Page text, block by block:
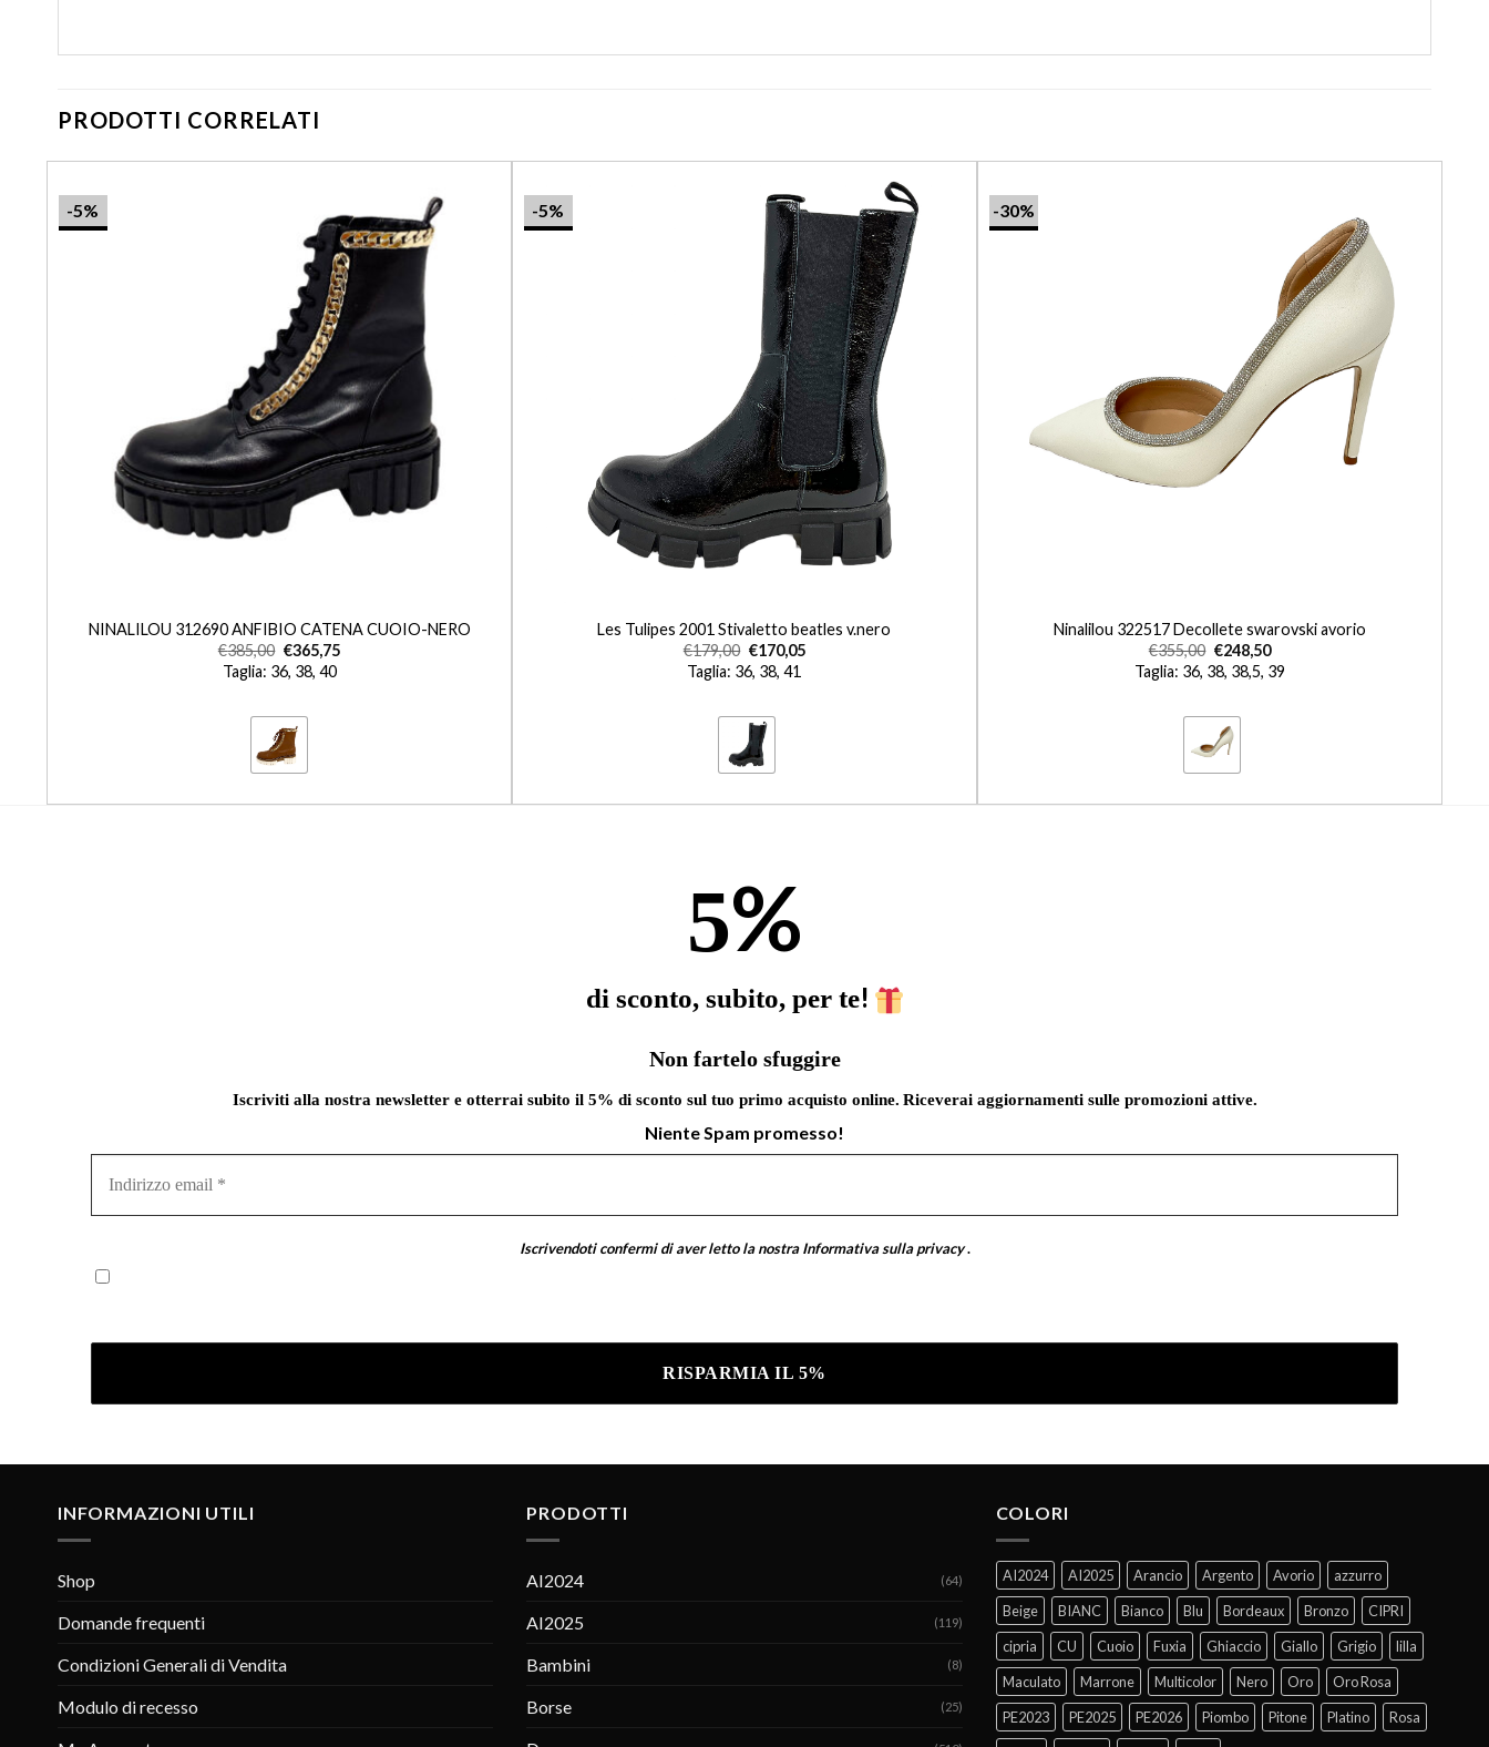
PRODOTTI CORRELATI
-5%
NINALILOU 312690 ANFIBIO CATENA CUOIO-NERO
€385,00 €365,75
Taglia: 36, 38, 40
-5%
Les Tulipes 2001 Stivaletto beatles v.nero
€179,00 €170,05
Taglia: 36, 38, 41
-30%
Ninalilou 322517 Decollete swarovski avorio
€355,00 €248,50
Taglia: 36, 38, 38,5, 39
5%
di sconto, subito, per te!
Non fartelo sfuggire
Iscriviti alla nostra newsletter e otterrai subito il 5% di sconto sul tuo primo acquisto online. Riceverai aggiornamenti sulle promozioni attive.
Niente Spam promesso!
email
Iscrivendoti confermi di aver letto la nostraInformativa sulla privacy .
INFORMAZIONI UTILI
Shop
Domande frequenti
Condizioni Generali di Vendita
Modulo di recesso
PRODOTTI
AI2024 (64)
AI2025 (119)
Bambini (8)
Borse (25)
COLORI
AI2024 AI2025 Arancio Argento Avorio
azzurro
Beige
BIANC Bianco Blu Bordeaux Bronzo
CIPRI
cipria
CU Cuoio Fuxia Ghiaccio Giallo Grigio
lilla
Maculato
Marrone Multicolor Nero Oro
Oro Rosa
PE2023
PE2025 PE2026 Piombo Pitone Platino
Rosa